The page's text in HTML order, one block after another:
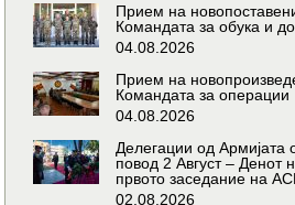
Прием на
Командата за обука и
04.08.2026
Прием на
Командата за операции
04.08.2026
Делегации од Армијата
повод 2 Август – Денот
првото заседание на
02.08.2026